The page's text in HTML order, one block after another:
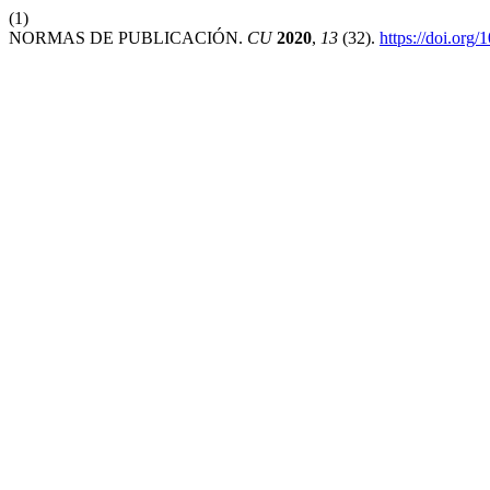
(1)
NORMAS DE PUBLICACIÓN. CU 2020, 13 (32). https://doi.org/